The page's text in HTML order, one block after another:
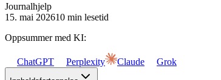
Journalhjelp
15. mai 202610 min lesetid
Oppsummer med KI:
ChatGPT Perplexity Claude Grok